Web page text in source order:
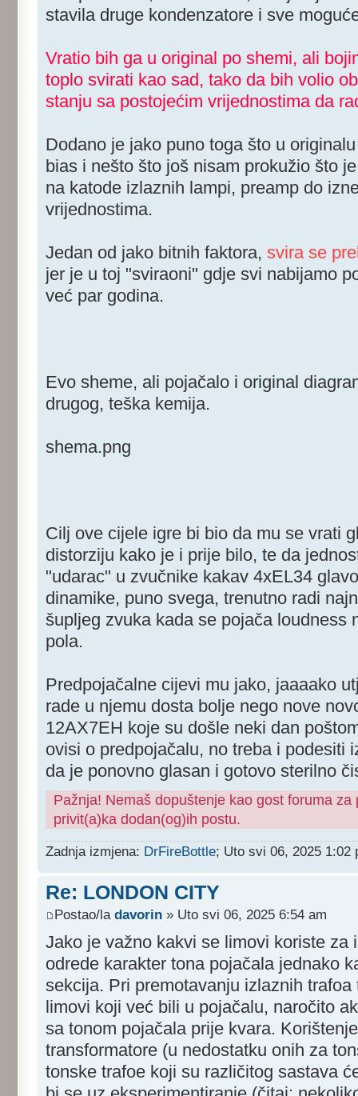
stavila druge kondenzatore i sve
Vratio bih ga u original po shemi, ali
toplo svirati kao sad, tako da bih volio
stanju sa postojećim vrijednostima da
Dodano je jako puno toga što u
bias i nešto što još nisam prokužio što
na katode izlaznih lampi, preamp do
vrijednostima.
Jedan od jako bitnih faktora, svira se
jer je u toj "sviraoni" gdje svi nabijamo
već par godina.
Evo sheme, ali pojačalo i original
drugog, teška kemija.
shema.png
Cilj ove cijele igre bi bio da mu se vrati
distorziju kako je i prije bilo, te da
"udarac" u zvučnike kakav 4xEL34
dinamike, puno svega, trenutno radi
šupljeg zvuka kada se pojača loudness
pola.
Predpojačalne cijevi mu jako, jaaaako
rade u njemu dosta bolje nego nove
12AX7EH koje su došle neki dan
ovisi o predpojačalu, no treba i podesiti
da je ponovno glasan i gotovo sterilno
Pažnja! Nemaš dopuštenje kao gost foruma
privit(a)ka dodan(og)ih postu.
Zadnja izmjena: DrFireBottle; Uto svi 06, 2025 1:02
Re: LONDON CITY
Postao/la davorin » Uto svi 06, 2025 6:54 am
Jako je važno kakvi se limovi koriste za
odrede karakter tona pojačala jednako
sekcija. Pri premotavanju izlaznih
limovi koji već bili u pojačalu, naročito
sa tonom pojačala prije kvara.
transformatore (u nedostatku onih za
tonske trafoe koji su različitog sastava